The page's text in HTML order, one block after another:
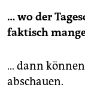
… wo der
faktisch
… dann
abschauen.